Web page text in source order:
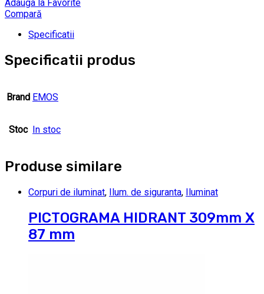
Adauga la Favorite
Compară
Specificatii
Specificatii produs
Brand EMOS
Stoc In stoc
Produse similare
Corpuri de iluminat, Ilum. de siguranta, Iluminat
PICTOGRAMA HIDRANT 309mm X
87 mm